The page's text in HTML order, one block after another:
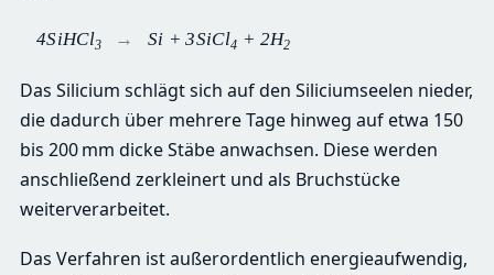
4SiHCl3 → Si + 3SiCl4 + 2H2
Das Silicium schlägt sich auf den Siliciumseelen nieder,
die dadurch über mehrere Tage hinweg auf etwa 150
bis 200 mm dicke Stäbe anwachsen. Diese werden
anschließend zerkleinert und als Bruchstücke
weiterverarbeitet.
Das Verfahren ist außerordentlich energieaufwendig,